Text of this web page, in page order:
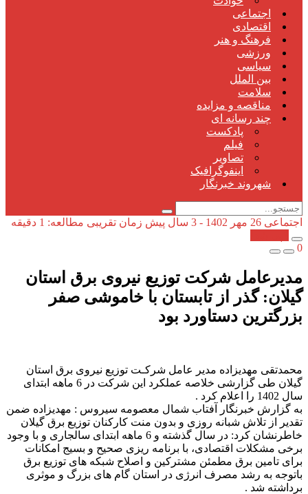
اجتماعی
اقتصادی
فرهنگ و هنر
ورزشی
سیاسی
بین الملل
سلامت
مناقصه و مزایده
چند رسانه ای
پادکست
فیلم
تصاویر
اینفوگرافیک
شهروند خبرنگار
اجتماعی 26 مهر 1402 - 3 سال پیش
زمان تقریبی مطالعه: 1 دقیقه
0
مدیرعامل شرکت توزیع نیروی برق استان
گیلان: گذر از تابستان با خاموشی صفر
بزرگترین دستاورد بود
محمدتقی مهدیزاده مدیر عامل شرکـت توزیع نیروی برق استان
گیلان طی گزارشی خلاصه عملکرد این شرکت در 6 ماهه ابتدای
سال 1402 را اعلام کرد .
به گزارش خبرنگار آفتاب شمال معصومه سیروس : مهدیزاده ضمن
تقدیر از تلاش شبانه روزی و بدون منت کارکنان توزیع برق گیلان
خاطرنشان کرد: در سال گذشته و 6 ماهه ابتدای سالجاری و با وجود
برخی مشکلات اقتصادی، با برنامه ریزی صحیح و بسیج امکانات
برای تامین برق مطمئن مشترکین و اصلاح شبکه های توزیع برق
باتوجه به رشد مصرف انرژی در استان گام های بزرگ و موثری
برداشته شد .